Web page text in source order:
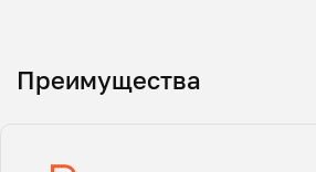
Преимущества